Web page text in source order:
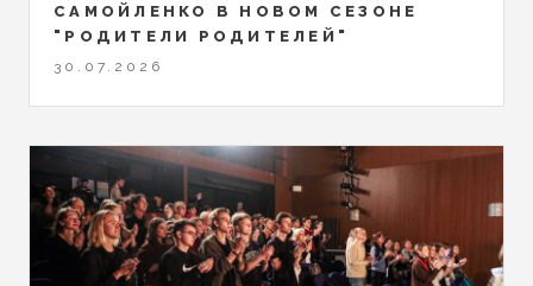
САМОЙЛЕНКО В НОВОМ СЕЗОНЕ
"РОДИТЕЛИ РОДИТЕЛЕЙ"
30.07.2026